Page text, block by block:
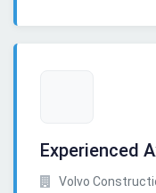
Experienced
Volvo